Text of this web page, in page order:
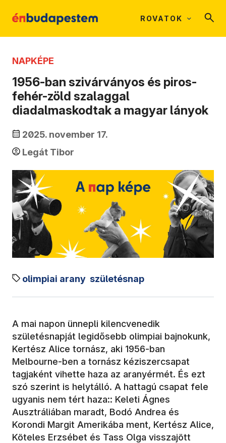
ROVATOK
NAPKÉPE
1956-ban szivárványos és piros-
fehér-zöld szalaggal
diadalmaskodtak a magyar lányok
2025. november 17.
Legát Tibor
olimpiai arany születésnap
A mai napon ünnepli kilencvenedik
születésnapját legidősebb olimpiai bajnokunk,
Kertész Alice tornász, aki 1956-ban
Melbourne-ben a tornász kéziszercsapat
tagjaként vihette haza az aranyérmét. És ezt
szó szerint is helytálló. A hattagú csapat fele
ugyanis nem tért haza:: Keleti Ágnes
Ausztráliában maradt, Bodó Andrea és
Korondi Margit Amerikába ment, Kertész Alice,
Köteles Erzsébet és Tass Olga visszajött